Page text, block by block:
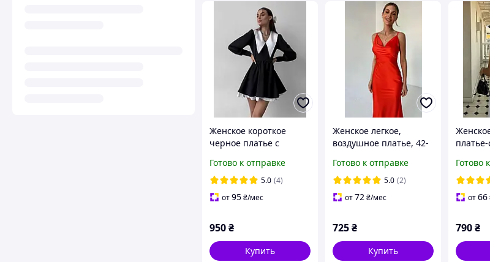
Женское короткое
черное платье с
вставками.Черно-белое
мини платье с
длинным рукавом и
воротником.
Готово к отправке
5.0 (4)
от95₴/мес
950₴
Купить
Женское легкое,
воздушное платье, 42-
черный, белый,
зеленый, бордо, пудра,
беж, хаки, голу
Готово к отправке
5.0 (2)
от72 ₴/мес
725₴
Купить
100%.
Готово
от66
790₴